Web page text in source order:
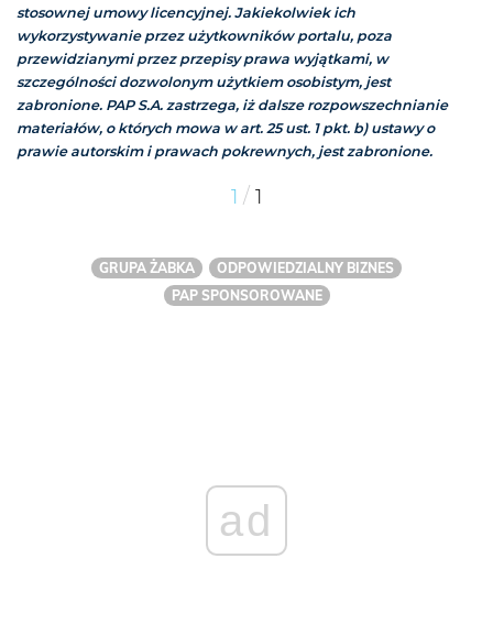
stosownej umowy licencyjnej. Jakiekolwiek ich
wykorzystywanie przez użytkowników portalu, poza
przewidzianymi przez przepisy prawa wyjątkami, w
szczególności dozwolonym użytkiem osobistym, jest
zabronione. PAP S.A. zastrzega, iż dalsze rozpowszechnianie
materiałów, o których mowa w art. 25 ust. 1 pkt. b) ustawy o
prawie autorskim i prawach pokrewnych, jest zabronione.
1 / 1
GRUPA ŻABKA
ODPOWIEDZIALNY BIZNES
PAP SPONSOROWANE
ad